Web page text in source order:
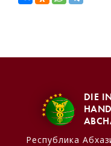
DIE
Республика